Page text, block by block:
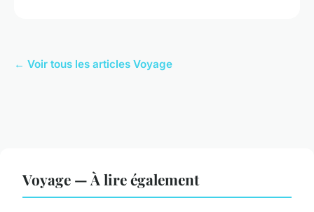
← Voir tous les articles Voyage
Voyage — À lire également